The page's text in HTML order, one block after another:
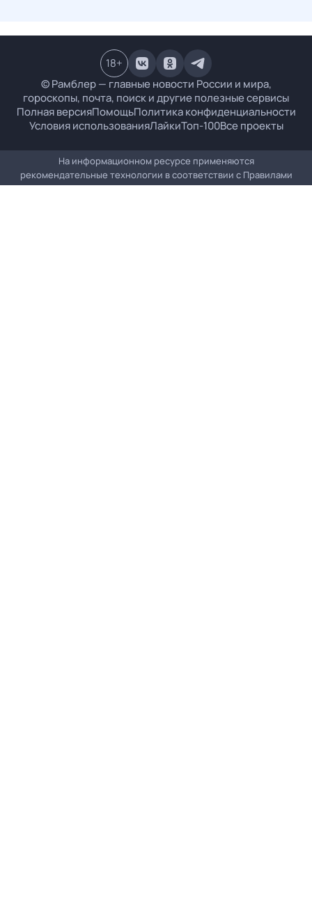
© Рамблер — главные новости России и мира,
гороскопы, почта, поиск и другие полезные сервисы
Полная версияПомощьПолитика конфиденциальности
Условия использованияЛайкиТоп-100Все проекты
18+
На информационном ресурсе применяются
рекомендательные технологии в соответствии с Правилами